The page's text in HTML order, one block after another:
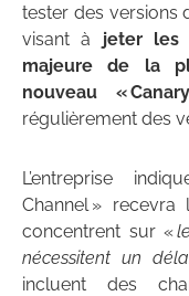
tester des versions
visant à jeter les
majeure de la
nouveau «
régulièrement des
L’entreprise
Channel »
concentrent sur «
nécessitent un
incluent des